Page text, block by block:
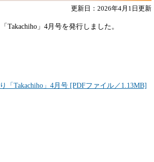
更新日：2026年4月1日更新
」4月号を発行しました。
「Takachiho」4月号 [PDFファイル／1.13MB]